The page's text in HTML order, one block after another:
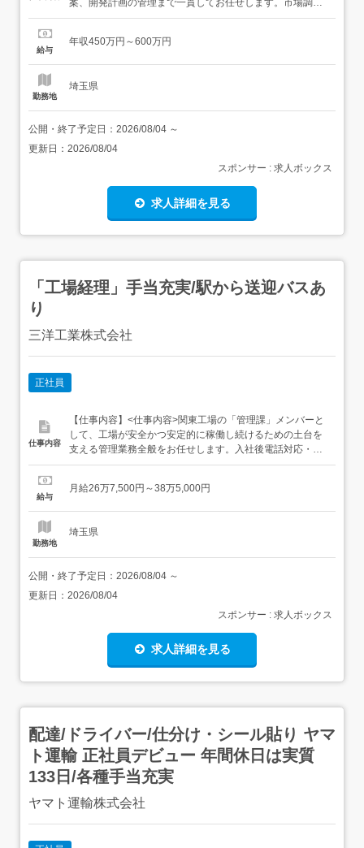
案、開発計画の管理まで一貫してお任せします。市場調査
や既存製品の分析を通じて新製品の企画立案を行い、開発
体を俯瞰し、競争力を高める役割を期待しています。市場
給与
年収450万円～600万円
勤務地
埼玉県
公開・終了予定日： 2026/08/04 ～
更新日： 2026/08/04
スポンサー : 求人ボックス
求人詳細を見る
「工場経理」手当充実/駅から送迎バスあ
り
三洋工業株式会社
正社員
仕事内容
【仕事内容】<仕事内容>関東工場の「管理課」メンバーと
して、工場が安全かつ安定的に稼働し続けるための土台を
支える管理業務全般をお任せします。入社後電話対応・来
客対応生産現場からの購買依頼対応各工場・取引業者から
内外の方との信頼関係を築きながら、業務の全体像を把握
給与
月給26万7,500円～38万5,000円
勤務地
埼玉県
公開・終了予定日： 2026/08/04 ～
更新日： 2026/08/04
スポンサー : 求人ボックス
求人詳細を見る
配達/ドライバー/仕分け・シール貼り ヤマ
ト運輸 正社員デビュー 年間休日は実質
133日/各種手当充実
ヤマト運輸株式会社